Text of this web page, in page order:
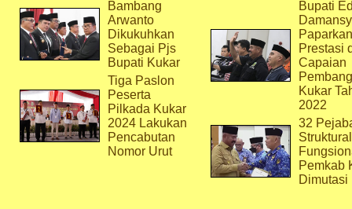
Bambang
Arwanto
Dikukuhkan
Sebagai Pjs
Bupati Kukar
Tiga Paslon
Peserta
Pilkada Kukar
2024 Lakukan
Pencabutan
Nomor Urut
Bupati
Paparkan
Prestasi
Capaian
Kukar
2022
32
Pemkab
Dimutasi